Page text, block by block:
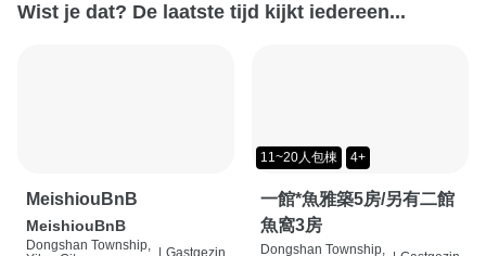
Wist je dat? De laatste tijd kijkt iedereen...
MeishiouBnB
MeishiouBnB
Dongshan Township, | Gastgezin
11~20人包棟 4+
一館*魚雅築5房/另有二館
魚窩3房
Dongshan Township,